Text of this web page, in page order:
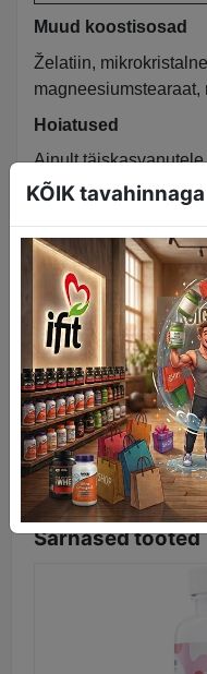
Muud koostisosad
Želatiin,
magneesiumstearaat,
Hoiatused
Ainult
raseduse ega
vere hüübimishäire
toodet, kui te võtate
langetavaid, verd
Lõpetage
Hoida lastele
kui kaitseplomm on
kohas.
Sarnased tooted
KÕIK